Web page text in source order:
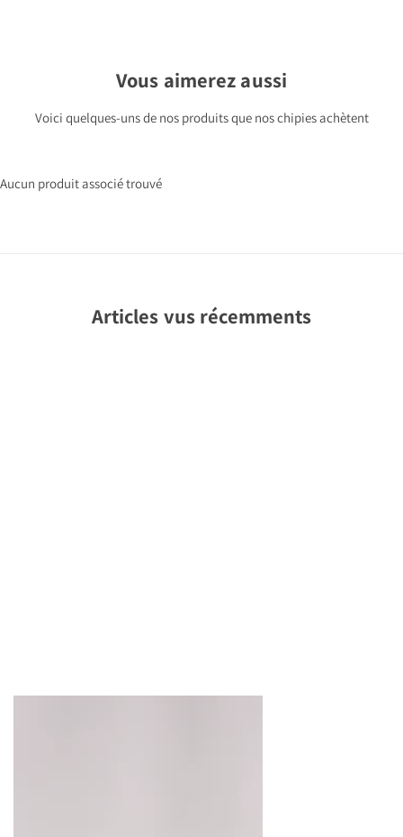
Vous aimerez aussi
Voici quelques-uns de nos produits que nos chipies achètent
Aucun produit associé trouvé
Articles vus récemments